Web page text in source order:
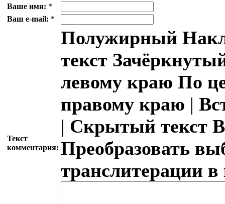
Ваше имя: *
Ваш e-mail: *
Текст
комментария:
Полужирный
текст
левому краю По
правому краю |
| Скрытый текст
Преобразовать
транслитерации